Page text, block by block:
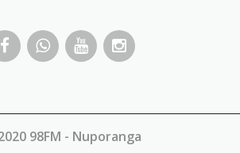
98FM - Nuporanga